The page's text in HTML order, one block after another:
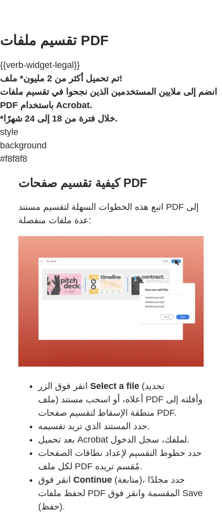
تقسيم ملفات PDF
{{verb-widget-legal}}
تم تحميل أكثر من 2 مليون* ملف!
انضم إلى ملايين المستخدمين الذين نجحوا في تقسيم ملفات
PDF باستخدام Acrobat.
*خلال فترة من 18 إلى 24 شهرًا.
style
background
#f8f8f8
كيفية تقسيم صفحات PDF
اتبع هذه الخطوات السهلة لتقسيم مستند PDF إلى
عدة ملفات منفصلة:
انقر فوق الزرSelect a file (تحديد
ملف) أعلاه، أو اسحب مستند PDF وأفلته إلى
منطقة الإسقاط لتقسيم صفحات PDF.
حدد المستند الذي تريد تقسيمه.
بعد تحميل Acrobat لملفك، سجل الدخول.
حدد خطوط التقسيم لإعداد نطاقات الصفحات
لكل ملف PDF مُقسم تريده.
انقر فوقContinue (متابعة)، حدد مجلدًا
لحفظ ملفات PDF المقسمة وانقر فوق Save
(حفظ).